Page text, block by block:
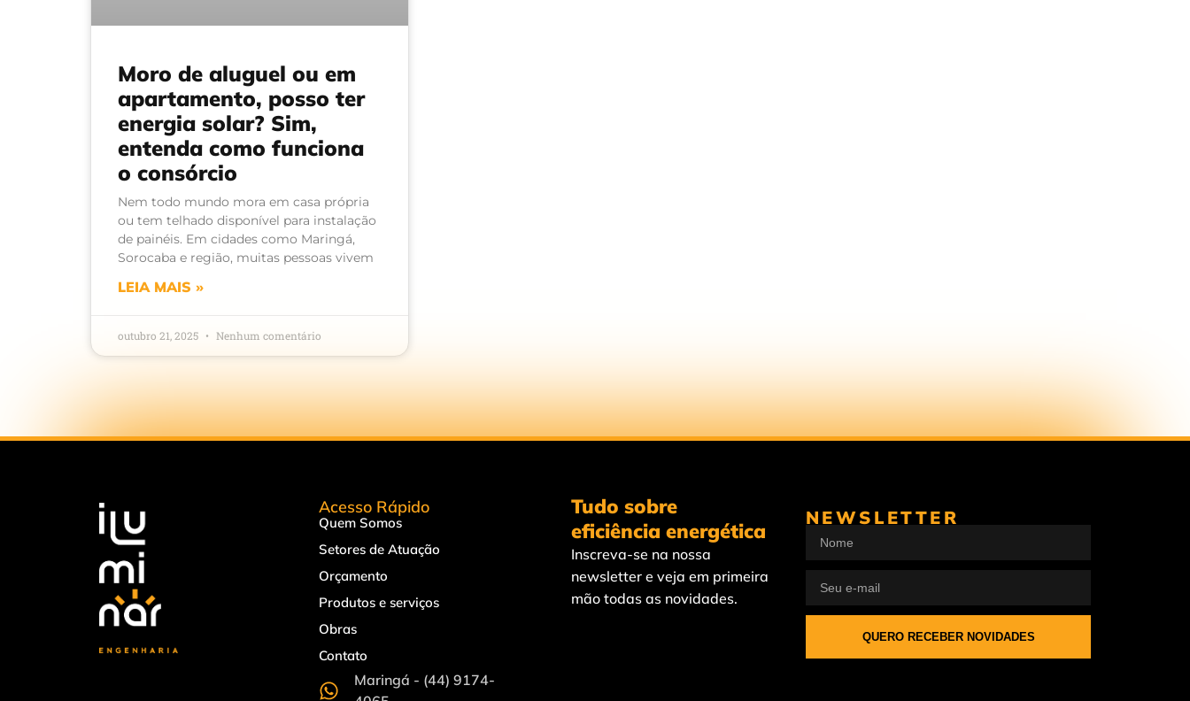
Moro de aluguel ou em
apartamento, posso ter
energia solar? Sim,
entenda como funciona
o consórcio
Nem todo mundo mora em casa própria
ou tem telhado disponível para instalação
de painéis. Em cidades como Maringá,
Sorocaba e região, muitas pessoas vivem
LEIA MAIS »
outubro 21, 2025 Nenhum comentário
Acesso Rápido
Quem Somos
Setores de Atuação
Orçamento
Produtos e serviços
Obras
Contato
Maringá - (44) 9174-
Tudo sobre
eficiência energética
Inscreva-se na nossa
newsletter e veja em primeira
mão todas as novidades.
NEWSLETTER
QUERO RECEBER NOVIDADES